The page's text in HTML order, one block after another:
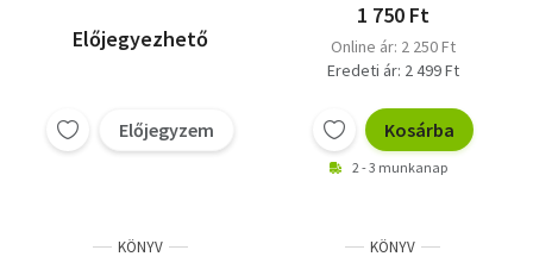
Előjegyezhető
Előjegyzem
1 750 Ft
Online ár: 2 250 Ft
Eredeti ár: 2 499 Ft
Kosárba
2 - 3 munkanap
KÖNYV KÖNYV